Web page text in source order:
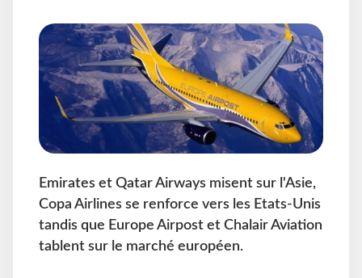
Emirates et Qatar Airways misent sur l'Asie,
Copa Airlines se renforce vers les Etats-Unis
tandis que Europe Airpost et Chalair Aviation
tablent sur le marché européen.